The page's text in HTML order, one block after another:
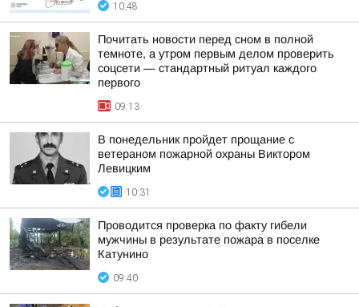
10:48
Почитать новости перед сном в полной
темноте, а утром первым делом проверить
соцсети — стандартный ритуал каждого
первого
09:13
В понедельник пройдет прощание с
ветераном пожарной охраны Виктором
Левицким
10:31
Проводится проверка по факту гибели
мужчины в результате пожара в поселке
Катунино
09:40